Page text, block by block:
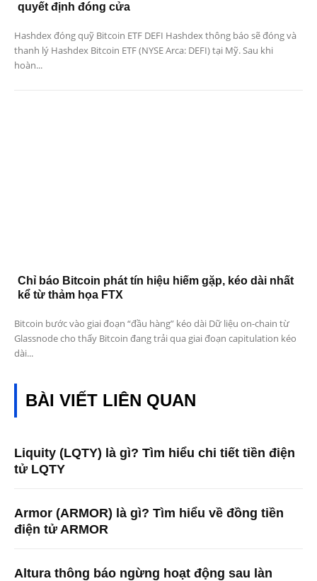
quyết định đóng cửa
Hashdex đóng quỹ Bitcoin ETF DEFI Hashdex thông báo sẽ đóng và
thanh lý Hashdex Bitcoin ETF (NYSE Arca: DEFI) tại Mỹ. Sau khi
hoàn...
Chỉ báo Bitcoin phát tín hiệu hiếm gặp, kéo dài nhất
kể từ thảm họa FTX
Bitcoin bước vào giai đoạn “đầu hàng” kéo dài Dữ liệu on-chain từ
Glassnode cho thấy Bitcoin đang trải qua giai đoạn capitulation kéo
dài...
BÀI VIẾT LIÊN QUAN
Liquity (LQTY) là gì? Tìm hiểu chi tiết tiền điện
tử LQTY
Armor (ARMOR) là gì? Tìm hiểu về đồng tiền
điện tử ARMOR
Altura thông báo ngừng hoạt động sau làn